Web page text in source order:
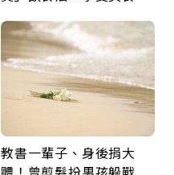
教書一輩子、身後捐大